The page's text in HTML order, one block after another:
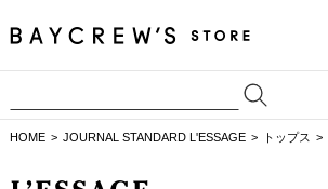
HOME JOURNAL STANDARD L'ESSAGE トップス